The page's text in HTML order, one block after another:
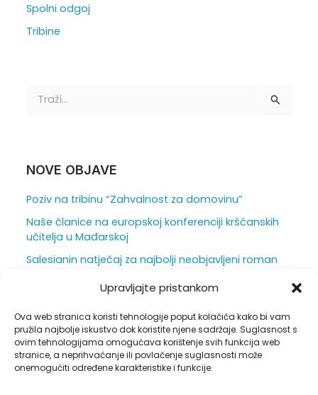
Upravljajte pristankom
Ova web stranica koristi tehnologije poput kolačića kako bi vam
pružila najbolje iskustvo dok koristite njene sadržaje. Suglasnost s
ovim tehnologijama omogućava korištenje svih funkcija web
stranice, a neprihvaćanje ili povlačenje suglasnosti može
onemogućiti određene karakteristike i funkcije.
Spolni odgoj
Tribine
:NOVE OBJAVE
Poziv na tribinu “Zahvalnost za domovinu”
Naše članice na europskoj konferenciji kršćanskih
učitelja u Mađarskoj
Salesianin natječaj za najbolji neobjavljeni roman
Ljepota i težina škole iz vizure ravnatelja
Duhovna obnova u sjeni hrastova